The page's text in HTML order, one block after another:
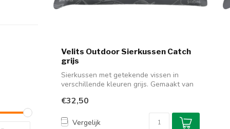
Velits Outdoor Sierkussen Catch
grijs
Sierkussen met getekende vissen in
verschillende kleuren grijs. Gemaakt van
€32,50
Vergelijk